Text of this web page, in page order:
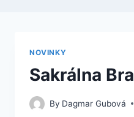
NOVINKY
Sakrálna
By Dagmar Gubová